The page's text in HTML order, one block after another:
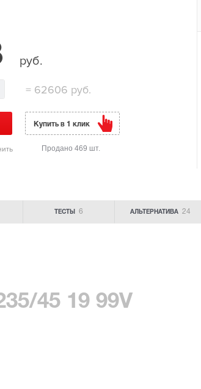
руб.
=62606 руб.
Купить в 1 клик
Продано 469 шт.
ТЕСТЫ 6 АЛЬТЕРНАТИВА 24
45 19 99V